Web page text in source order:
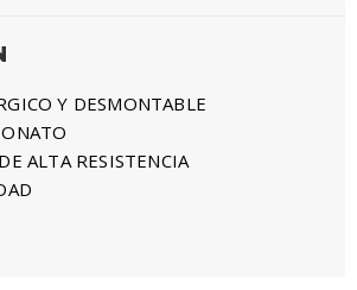
Y DESMONTABLE
ALTA RESISTENCIA